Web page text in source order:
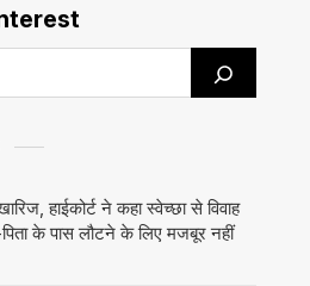
हाईकोर्ट ने कहा स्वेच्छा से विवाह
पिता के पास लौटने के लिए मजबूर नहीं